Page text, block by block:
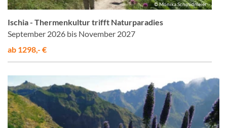
© Monika Schmidmeier
Ischia - Thermenkultur trifft Naturparadies
September 2026 bis November 2027
ab 1298,- €